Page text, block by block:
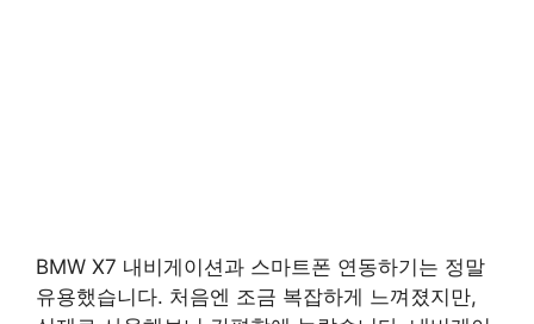
BMW X7 내비게이션과 스마트폰 연동하기는 정말
유용했습니다. 처음엔 조금 복잡하게 느껴졌지만,